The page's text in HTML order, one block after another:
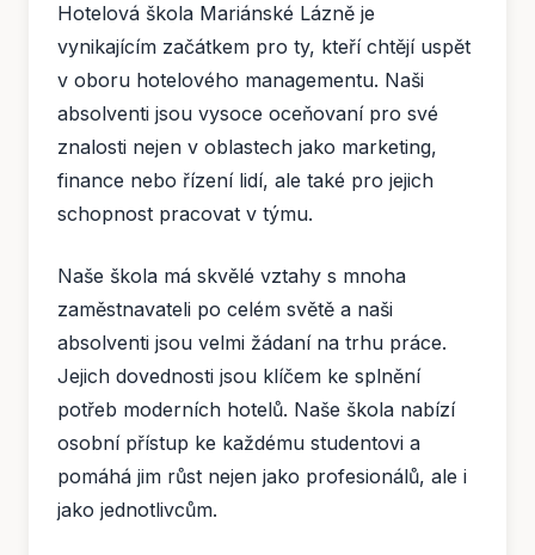
Hotelová škola Mariánské Lázně je
vynikajícím začátkem pro ty, kteří chtějí uspět
v oboru hotelového managementu. Naši
absolventi jsou vysoce oceňovaní pro své
znalosti nejen v oblastech jako marketing,
finance nebo řízení lidí, ale také pro jejich
schopnost pracovat v týmu.
Naše škola má skvělé vztahy s mnoha
zaměstnavateli po celém světě a naši
absolventi jsou velmi žádaní na trhu práce.
Jejich dovednosti jsou klíčem ke splnění
potřeb moderních hotelů. Naše škola nabízí
osobní přístup ke každému studentovi a
pomáhá jim růst nejen jako profesionálů, ale i
jako jednotlivcům.